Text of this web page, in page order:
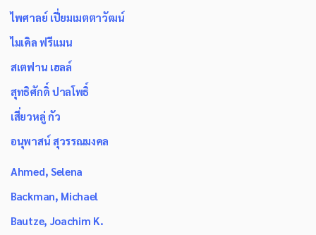
ไพศาลย์ เปี่ยมเมตตาวัฒน์
ไมเคิล ฟรีแมน
สเตฟาน เฮลล์
สุทธิศักดิ์ ปาลโพธิ์
เสี่ยวหลู่ กัว
อนุพาสน์ สุวรรณมงคล
Ahmed, Selena
Backman, Michael
Bautze, Joachim K.